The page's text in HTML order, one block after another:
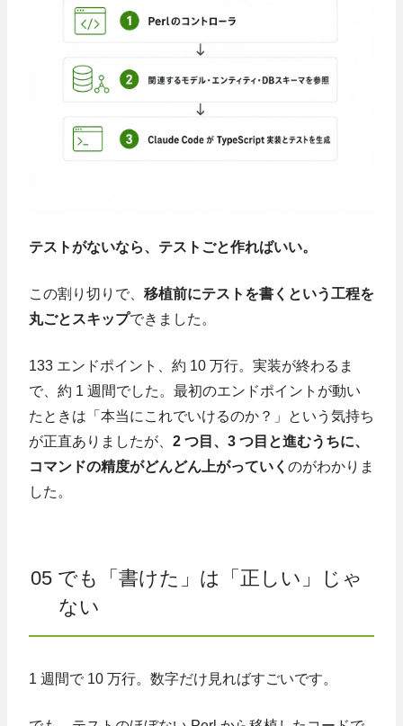
テストがないなら、テストごと作ればいい。
この割り切りで、 移植前にテストを書くという工程を
丸ごとスキップできました。
133 エンドポイント、約 10 万行。実装が終わるま
で、約 1 週間でした。最初のエンドポイントが動い
たときは「本当にこれでいけるのか？」という気持ち
が正直ありましたが、 2 つ目、3 つ目と進むうちに、
コマンドの精度がどんどん上がっていく のがわかりま
した。
05 でも「書けた」は「正しい」じゃ
ない
1 週間で 10 万行。数字だけ見ればすごいです。